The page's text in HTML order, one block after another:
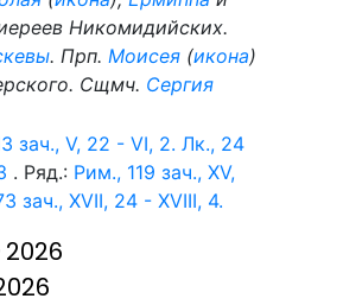
Никомидийских.
. Прп. Моисея(икона)
Сщмч. Сергия
зач., V, 22 - VI, 2. Лк., 24
. Ряд.: Рим., 119 зач., XV,
зач., XVII, 24 - XVIII, 4.
2026